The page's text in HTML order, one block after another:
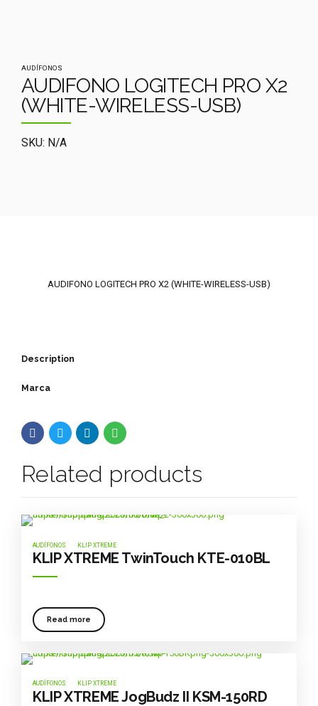
AUDÍFONOS
AUDIFONO LOGITECH PRO X2
(WHITE-WIRELESS-USB)
SKU: N/A
AUDIFONO LOGITECH PRO X2 (WHITE-WIRELESS-USB)
Description
Marca
Related products
AUDÍFONOS KLIP XTREME
KLIP XTREME TwinTouch KTE-010BL
Read more
AUDÍFONOS KLIP XTREME
KLIP XTREME JogBudz II KSM-150RD